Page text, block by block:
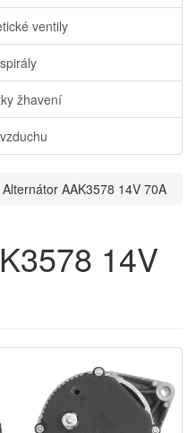
ventily
žhavení
Alternátor AAK3578 14V 70A
14V